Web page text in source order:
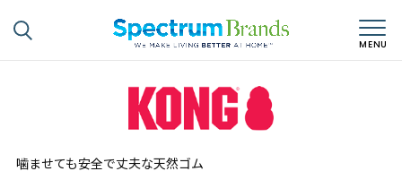
噛ませても安全で丈夫な天然ゴム